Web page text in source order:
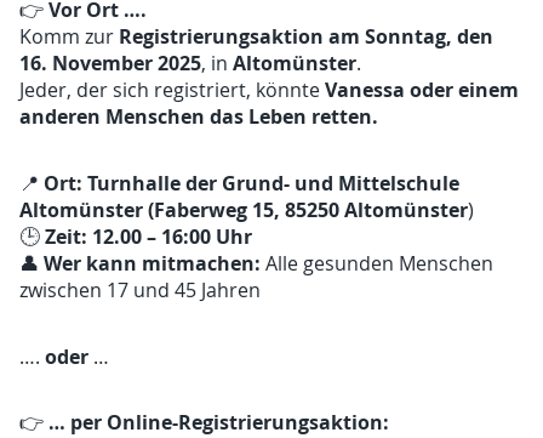
👉Vor Ort ….
Komm zur Registrierungsaktion am Sonntag, den
16. November 2025, inAltomünster.
Jeder, der sich registriert, könnteVanessa oder einem
anderen Menschen das Leben retten.
📍 Ort: Turnhalle der Grund- und Mittelschule
Altomünster (Faberweg 15, 85250 Altomünster)
🕒Zeit: 12.00 – 16:00 Uhr
👤Wer kann mitmachen: Alle gesunden Menschen
zwischen 17 und 45 Jahren
…. oder …
👉 … per Online-Registrierungsaktion: